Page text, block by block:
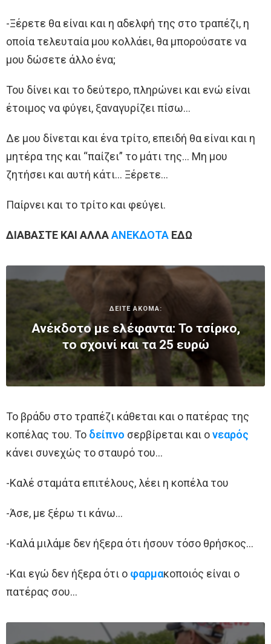
-Ξέρετε θα είναι και η αδελφή της στο τραπέζι, η
οποία τελευταία μου κολλάει, θα μπορούσατε να
μου δώσετε άλλο ένα;
Του δίνει και το δεύτερο, πληρώνει και ενώ είναι
έτοιμος να φύγει, ξαναγυρίζει πίσω…
Δε μου δίνεται και ένα τρίτο, επειδή θα είναι και η
μητέρα της και “παίζει” το μάτι της… Μη μου
ζητήσει και αυτή κάτι… Ξέρετε…
Παίρνει και το τρίτο και φεύγει.
ΔΙΑΒΑΣΤΕ ΚΑΙ ΑΛΛΑΑΝΕΚΔΟΤΑ ΕΔΩ
ΔΕΙΤΕ ΑΚΟΜΑ:
Ανέκδοτο με ελέφαντα: Το τσίρκο,
το σχοινί και τα 25 ευρώ
Το βράδυ στο τραπέζι κάθεται και ο πατέρας της
κοπέλας του. Το δείπνο σερβίρεται και ονεαρός
κάνει συνεχώς το σταυρό του…
-Καλέ σταμάτα επιτέλους, λέει η κοπέλα του
-Άσε, με ξέρω τι κάνω…
-Καλά μιλάμε δεν ήξερα ότι ήσουν τόσο θρήσκος…
-Και εγώ δεν ήξερα ότι ο φαρμακοποιός είναι ο
πατέρας σου…